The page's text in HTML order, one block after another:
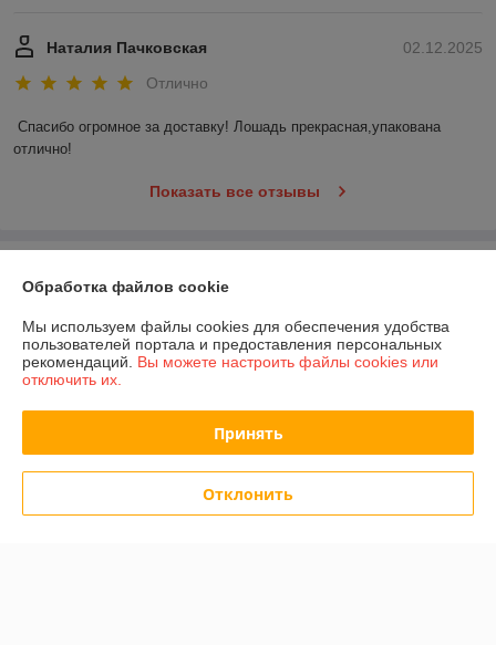
02.12.2025
Наталия Пачковская
Отлично
Спасибо огромное за доставку! Лошадь прекрасная,упакована
отлично!
Показать все отзывы
Контакты
Доставка и оплата
Полная версия сайта
Обработка файлов cookie
Мы используем файлы cookies для обеспечения удобства
пользователей портала и предоставления персональных
рекомендаций. Вы можете настроить файлы cookies или
отключить их.
Принять
Отклонить